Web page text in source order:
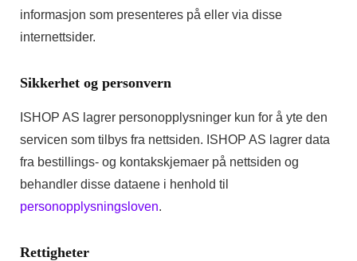
informasjon som presenteres på eller via disse
internettsider.
Sikkerhet og personvern
ISHOP AS lagrer personopplysninger kun for å yte den
servicen som tilbys fra nettsiden. ISHOP AS lagrer data
fra bestillings- og kontakskjemaer på nettsiden og
behandler disse dataene i henhold til
personopplysningsloven.
Rettigheter